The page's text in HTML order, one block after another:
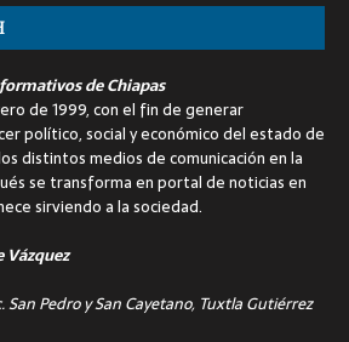
de Chiapas
de 1999, con el fin de generar
político, social y económico del estado de
distintos medios de comunicación en la
se transforma en portal de noticias en
sirviendo a la sociedad.
Vázquez
San Pedro y San Cayetano, Tuxtla Gutiérrez